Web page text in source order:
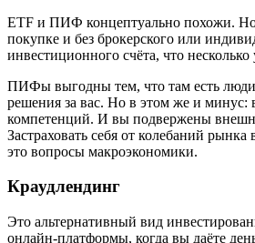
ETF и ПИФ концептуально похожи.
покупке и без брокерского или
инвестиционного счёта, что
ПИФы выгодны тем, что там есть
решения за вас. Но в этом же и минус:
компетенций. И вы подвержены
Застраховать себя от колебаний
это вопросы макроэкономики.
Краудлендинг
Это альтернативный вид
онлайн‑платформы, когда вы даёте